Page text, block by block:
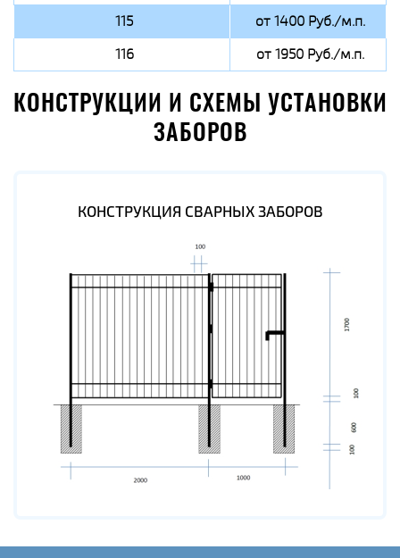
115
от 1400 Руб./м.п.
116
от 1950 Руб./м.п.
КОНСТРУКЦИИ И СХЕМЫ УСТАНОВКИ
ЗАБОРОВ
КОНСТРУКЦИЯ СВАРНЫХ ЗАБОРОВ